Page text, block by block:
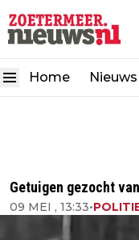
Home Nieuws
Getuigen gezocht
09 MEI , 13:33•